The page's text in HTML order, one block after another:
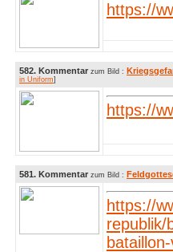
https://
582. Kommentar zum Bild :
in Uniform]
https://
581. Kommentar zum Bild :
https://
republik/